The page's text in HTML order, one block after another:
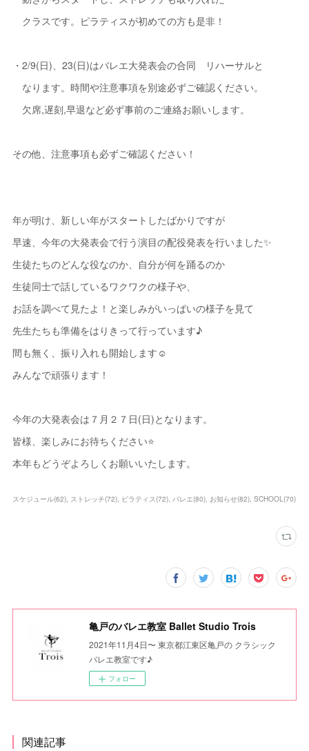
クラスです。ピラティスが初めての方も是非！
・2/9(日)、23(日)はバレエ大発表会の合同 リハーサルと
なります。時間や注意事項を別途必ずご確認ください。
欠席,遅刻,早退など必ず事前のご連絡お願いします。
その他、注意事項も必ずご確認ください！
年が明け、新しい年がスタートしたばかりですが
早速、今年の大発表会で行う演目の配役発表を行いました✨
生徒たちのどんな役なのか、自分が何を踊るのか
生徒同士で話しているワクワクの様子や、
お話を調べて見たよ！と楽しみがいっぱいの様子を見て
先生たちも準備をはりきって行っています♪
間も無く、振り入れも開始します☺️
みんなで頑張ります！
今年の大発表会は７月２７日(日)となります。
皆様、楽しみにお待ちください⭐️
本年もどうぞよろしくお願いいたします。
スケジュール(62) ストレッチ(72) ピラティス(72) バレエ(80) お知らせ(82) SCHOOL(70)
亀戸のバレエ教室 Ballet Studio Trois
2021年11月4日〜 東京都江東区亀戸の クラシック
バレエ教室です♪
フォロー
関連記事